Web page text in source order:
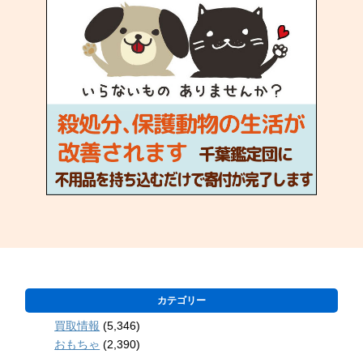
カテゴリー
買取情報 (5,346)
おもちゃ (2,390)